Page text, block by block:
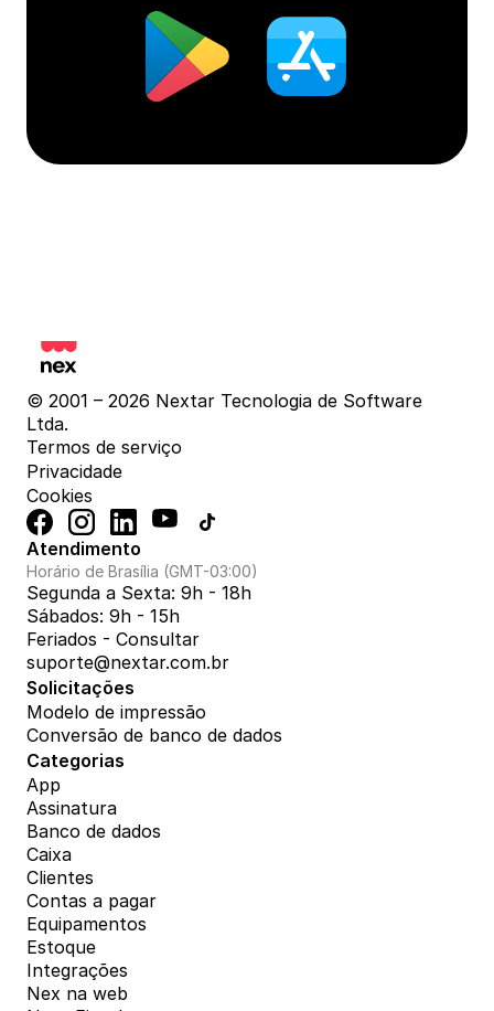
© 2001 – 2026 Nextar Tecnologia de Software
Ltda.
Termos de serviço
Privacidade
Cookies
Atendimento
Horário de Brasília (GMT-03:00)
Segunda a Sexta: 9h - 18h
Sábados: 9h - 15h
Feriados - Consultar
suporte@nextar.com.br
Solicitações
Modelo de impressão
Conversão de banco de dados
Categorias
App
Assinatura
Banco de dados
Caixa
Clientes
Contas a pagar
Equipamentos
Estoque
Integrações
Nex na web